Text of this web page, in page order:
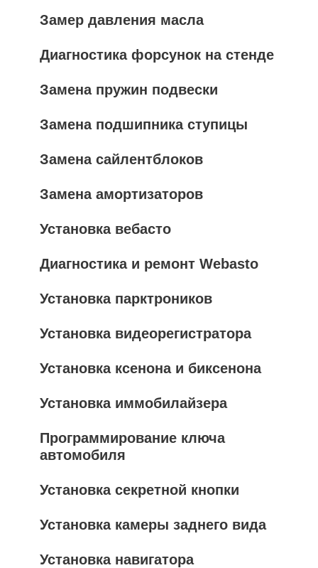
Замер давления масла
Диагностика форсунок на стенде
Замена пружин подвески
Замена подшипника ступицы
Замена сайлентблоков
Замена амортизаторов
Установка вебасто
Диагностика и ремонт Webasto
Установка парктроников
Установка видеорегистратора
Установка ксенона и биксенона
Установка иммобилайзера
Программирование ключа
автомобиля
Установка секретной кнопки
Установка камеры заднего вида
Установка навигатора